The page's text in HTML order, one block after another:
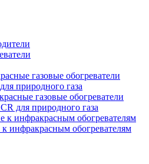
газовые обогреватели
природного газа
газовые обогреватели
для природного газа
к инфракрасным обогревателям
к инфракрасным обогревателям